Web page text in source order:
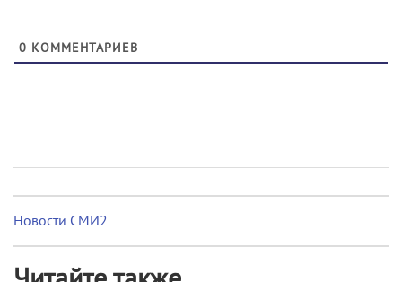
0 КОММЕНТАРИЕВ
Новости СМИ2